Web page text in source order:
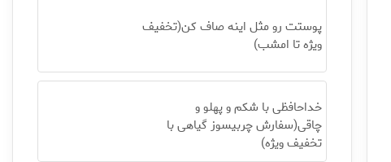
پوستت رو مثل اینه صاف کن(تخفیف
ویژه تا امشب)
خداحافظی با شکم و پهلو و
چاقی(سفارش چربیسوز گیاهی با
تخفیف ویژه)